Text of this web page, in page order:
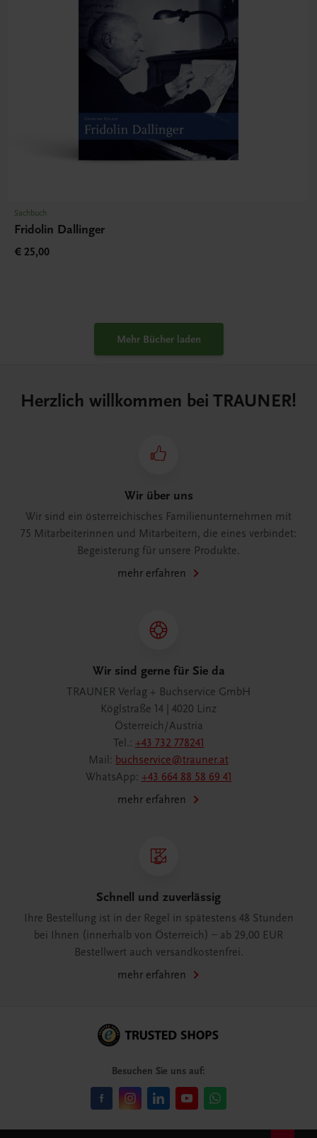
Sachbuch
Fridolin Dallinger
€ 25,00
Mehr Bücher laden
Herzlich willkommen bei TRAUNER!
Wir über uns
Wir sind ein österreichisches Familienunternehmen mit
75 Mitarbeiterinnen und Mitarbeitern, die eines verbindet:
Begeisterung für unsere Produkte.
mehr erfahren
Wir sind gerne für Sie da
TRAUNER Verlag + Buchservice GmbH
Köglstraße 14 | 4020 Linz
Österreich/Austria
Tel.: +43 732 778241
Mail: buchservice@trauner.at
WhatsApp: +43 664 88 58 69 41
mehr erfahren
Schnell und zuverlässig
Ihre Bestellung ist in der Regel in spätestens 48 Stunden
bei Ihnen (innerhalb von Österreich) – ab 29,00 EUR
Bestellwert auch versandkostenfrei.
mehr erfahren
Besuchen Sie uns auf: